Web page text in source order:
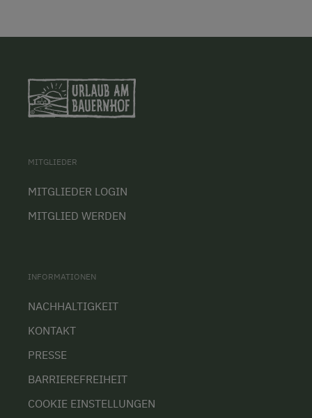
MITGLIEDER
MITGLIEDER LOGIN
MITGLIED WERDEN
INFORMATIONEN
NACHHALTIGKEIT
KONTAKT
PRESSE
BARRIEREFREIHEIT
COOKIE EINSTELLUNGEN